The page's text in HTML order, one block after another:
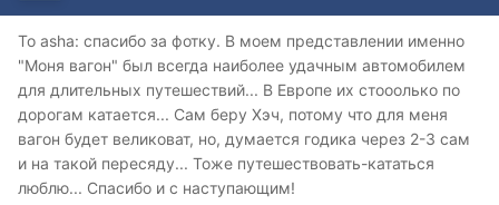
To asha: спасибо за фотку. В моем представлении именно
"Моня вагон" был всегда наиболее удачным автомобилем
для длительных путешествий... В Европе их стооолько по
дорогам катается... Сам беру Хэч, потому что для меня
вагон будет великоват, но, думается годика через 2-3 сам
и на такой пересяду... Тоже путешествовать-кататься
люблю... Спасибо и с наступающим!